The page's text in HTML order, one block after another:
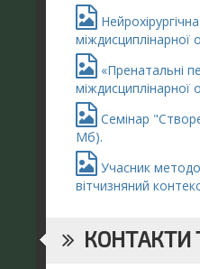
міждисциплінарної
«Пренатальні
міждисциплінарної
Семінар
Мб).
Учасник
вітчизняний
КОНТАКТИ